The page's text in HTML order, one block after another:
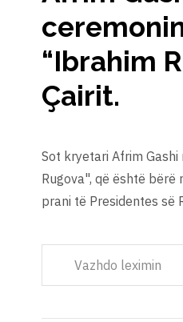
“Ibrahim
Çairit.
Sot kryetari Afrim
Rugova", që është bërë
prani të Presidentes së
Vazhdo leximin